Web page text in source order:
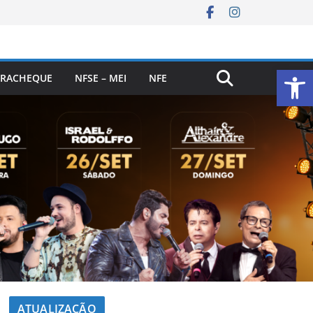
NFSE – MEI NFE
ATUALIZAÇÃO